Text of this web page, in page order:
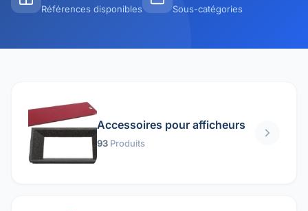
Références disponibles Sous-catégories
Accessoires pour afficheurs
93 Produits